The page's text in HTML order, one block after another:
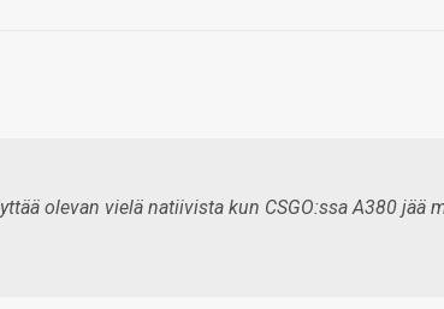
olevan vielä natiivista kun CSGO:ssa A380 jää